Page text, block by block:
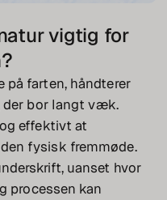
vigtig for
på farten, håndterer
der bor langt væk.
effektivt at
fysisk fremmøde.
uanset hvor
processen kan